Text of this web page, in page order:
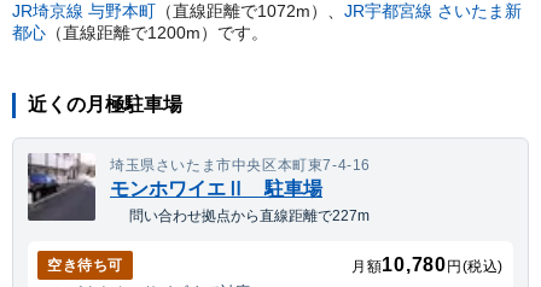
JR埼京線 与野本町 （直線距離で1072m） JR宇都宮線 さいたま新
都心 （直線距離で1200m） です。
近くの月極駐車場
埼玉県さいたま市中央区本町東7-4-16
モンホワイエⅡ 駐車場
問い合わせ拠点から直線距離で227m
空き待ち可 月額10,780 円(税込)